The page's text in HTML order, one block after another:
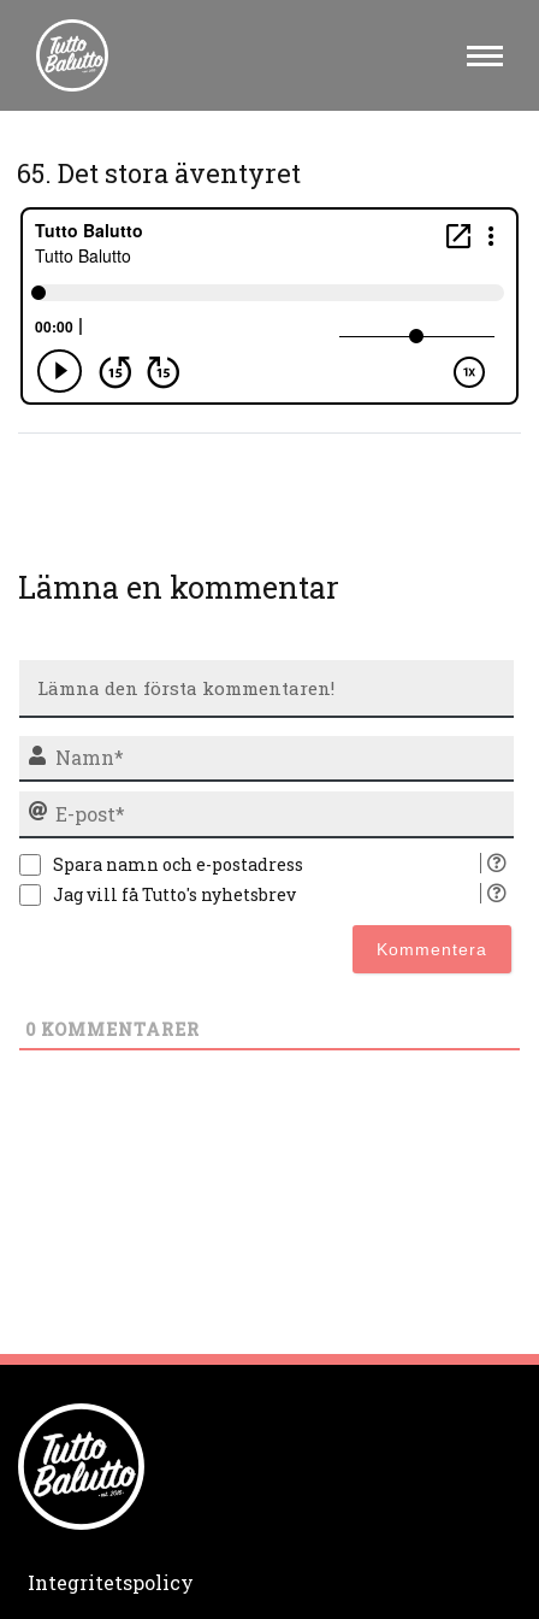
65. Det stora äventyret
Lämna en kommentar
Spara namn och e-postadress
Jag vill få Tutto's nyhetsbrev
0 KOMMENTARER
Integritetspolicy